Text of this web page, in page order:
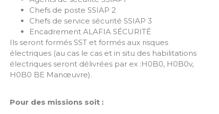
Chefs de poste SSIAP 2
Chefs de service sécurité SSIAP 3
Encadrement ALAFIA SÉCURITÉ
Ils seront formés SST et formés aux risques
électriques (au cas le cas et in situ des habilitations
électriques seront délivrées par ex :H0B0, H0B0v,
H0B0 BE Manœuvre).
Pour des missions soit :